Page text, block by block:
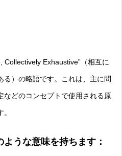
Collectively Exhaustive”（相互に
）の略語です。これは、主に問
などのコンセプトで使用される原
うな意味を持ちます：